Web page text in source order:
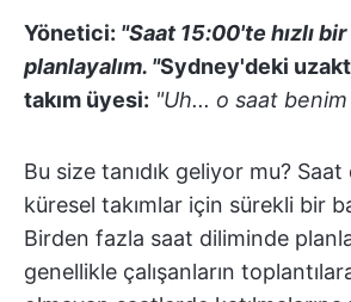
Yönetici: "Saat 15:00'te hızlı
planlayalım. "Sydney'deki
takım üyesi: "Uh... o saat
Bu size tanıdık geliyor mu? Saat
küresel takımlar için sürekli bir
Birden fazla saat diliminde
genellikle çalışanların